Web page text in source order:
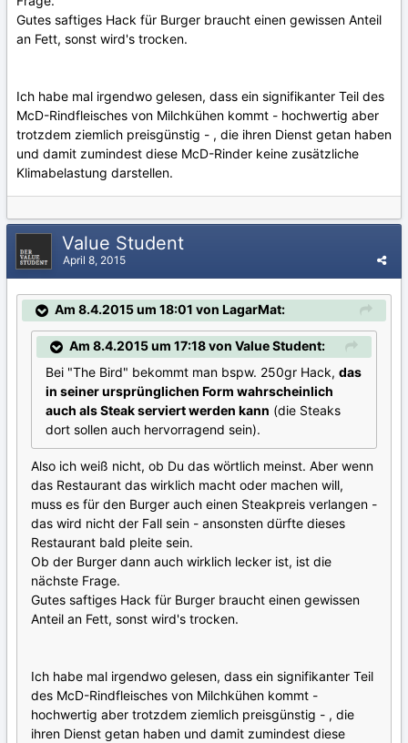
Gutes saftiges Hack für Burger braucht einen gewissen Anteil
an Fett, sonst wird's trocken.
Ich habe mal irgendwo gelesen, dass ein signifikanter Teil des
McD-Rindfleisches von Milchkühen kommt - hochwertig aber
trotzdem ziemlich preisgünstig - , die ihren Dienst getan haben
und damit zumindest diese McD-Rinder keine zusätzliche
Klimabelastung darstellen.
Value Student
April 8, 2015
Am 8.4.2015 um 18:01 von LagarMat:
Am 8.4.2015 um 17:18 von Value Student:
Bei "The Bird" bekommt man bspw. 250gr Hack, das
in seiner ursprünglichen Form wahrscheinlich
auch als Steak serviert werden kann (die Steaks
dort sollen auch hervorragend sein).
Also ich weiß nicht, ob Du das wörtlich meinst. Aber wenn
das Restaurant das wirklich macht oder machen will,
muss es für den Burger auch einen Steakpreis verlangen -
das wird nicht der Fall sein - ansonsten dürfte dieses
Restaurant bald pleite sein.
Ob der Burger dann auch wirklich lecker ist, ist die
nächste Frage.
Gutes saftiges Hack für Burger braucht einen gewissen
Anteil an Fett, sonst wird's trocken.
Ich habe mal irgendwo gelesen, dass ein signifikanter Teil
des McD-Rindfleisches von Milchkühen kommt -
hochwertig aber trotzdem ziemlich preisgünstig - , die
ihren Dienst getan haben und damit zumindest diese